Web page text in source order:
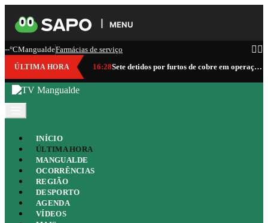
MENU
--°CMangualdeFarmácias de serviço
ÚLTIMA HORA 16:28 Sete detidos por furtos de cobre em operação da GNR que abrangeu Mangualde
INÍCIO
ÚLTIMA HORA
MANGUALDE
OCORRÊNCIAS
REGIÃO
DESPORTO
AGENDA
VÍDEOS